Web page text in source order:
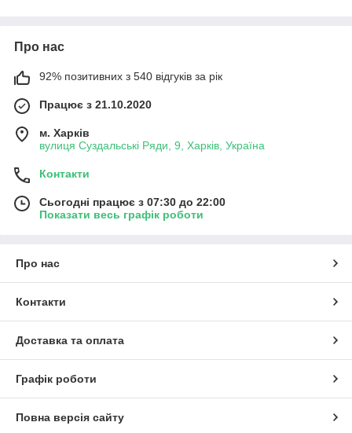
Про нас
92% позитивних з 540 відгуків за рік
Працює з 21.10.2020
м. Харків
вулиця Суздальські Ряди, 9, Харків, Україна
Контакти
Сьогодні працює з 07:30 до 22:00
Показати весь графік роботи
Про нас
Контакти
Доставка та оплата
Графік роботи
Повна версія сайту